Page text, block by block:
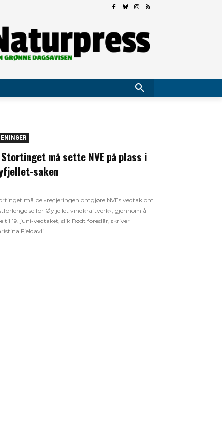
må sette NVE på plass i
saken
må be «regjeringen omgjøre NVEs vedtak om
for Øyfjellet vindkraftverk», gjennom å
til 19. juni-vedtaket, slik Rødt foreslår, skriver
Fjeldavli.